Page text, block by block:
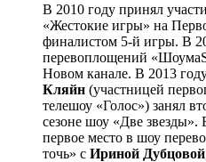
В 2010 году принял
«Жестокие игры» на
финалистом 5-й игры. В
перевоплощений
Новом канале. В 2013
Кляйн (участницей
телешоу «Голос») занял
сезоне шоу «Две звезды».
первое место в шоу
точь» с Ириной Дубцовой